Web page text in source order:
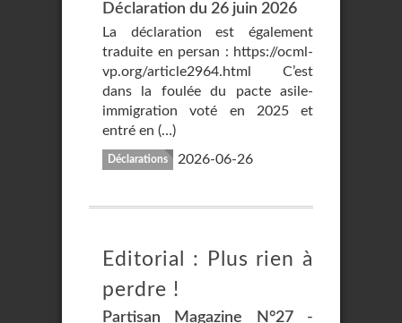
Déclaration du 26 juin 2026
La déclaration est également
traduite en persan : https://ocml-
vp.org/article2964.html C’est
dans la foulée du pacte asile-
immigration voté en 2025 et
entré en (…)
Déclarations 2026-06-26
Editorial : Plus rien à
perdre !
Partisan Magazine N°27 -